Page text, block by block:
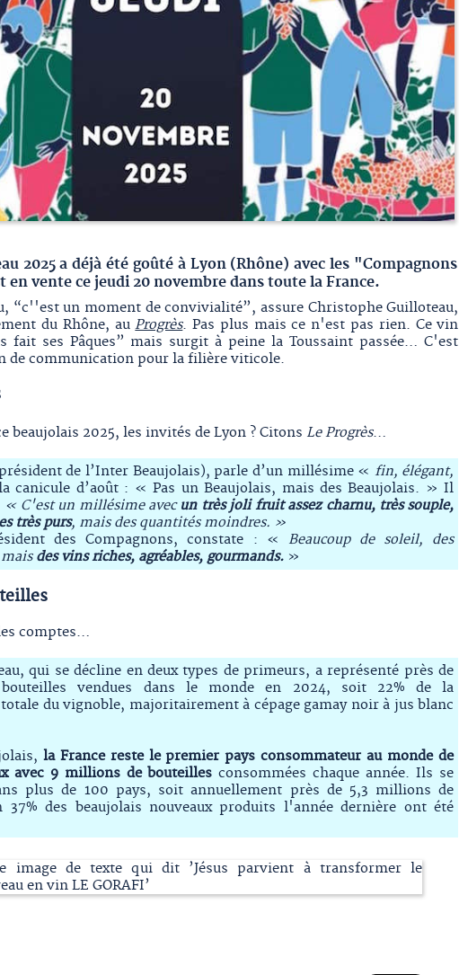
2025 a déjà été goûté à Lyon (Rhône) avec les "Compagnons
en vente ce jeudi 20 novembre dans toute la France.
“c''est un moment de convivialité”, assure Christophe Guilloteau,
du Rhône, auProgrès. Pas plus mais ce n'est pas rien. Ce vin
fait ses Pâques” mais surgit à peine la Toussaint passée… C'est
de communication pour la filière viticole.
beaujolais 2025, les invités de Lyon ? Citons Le Progrès…
de l’Inter Beaujolais), parle d’un millésime « fin, élégant,
canicule d’août : « Pas un Beaujolais, mais des Beaujolais. » Il
« C'est un millésime avec un très joli fruit assez charnu, très souple,
très purs, mais des quantités moindres. »
des Compagnons, constate : « Beaucoup de soleil, des
des vins riches, agréables, gourmands. »
comptes…
qui se décline en deux types de primeurs, a représenté près de
vendues dans le monde en 2024, soit 22% de la
du vignoble, majoritairement à cépage gamay noir à jus blanc
la France reste le premier pays consommateur au monde de
avec 9 millions de bouteilles consommées chaque année. Ils se
plus de 100 pays, soit annuellement près de 5,3 millions de
37% des beaujolais nouveaux produits l'année dernière ont été